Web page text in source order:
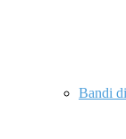
Bandi